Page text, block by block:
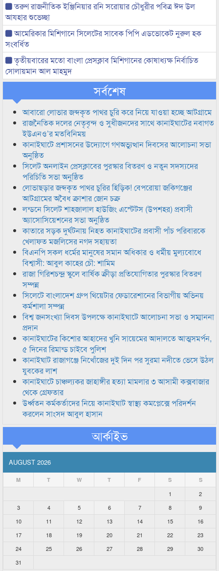
তরুণ রাজনীতিক ইঞ্জিনিয়ার রনি সরোয়ার চৌধুরীর পবিত্র ঈদ উল
আযহার শুভেচ্ছা
আমেরিকার মিশিগানে সিলেটের সাবেক পিপি এডভোকেট নুরুল হক
সংবর্ধিত
তৃতীয়বারের মতো বাংলা প্রেসক্লাব মিশিগানের কোষাধ্যক্ষ নির্বাচিত
সোলায়মান আল মাহমুদ
সর্বশেষ
আবারো লোভার জব্দকৃত পাথর চুরি করে নিয়ে যাওয়া হচ্ছে আটগ্রামে
রাজনৈতিক দলের নেতৃবৃন্দ ও সুধীজনদের সাথে কানাইঘাটের নবাগত
ইউএনও’র মতবিনিময়
কানাইঘাটে প্রশাসনের উদ্যোগে গণঅভ্যুত্থান দিবসের আলোচনা সভা
অনুষ্ঠিত
সিলেট অনলাইন প্রেসক্লাবের পুরস্কার বিতরণ ও নতুন সদস্যদের
পরিচিতি সভা অনুষ্ঠিত
লোভাছড়ার জব্দকৃত পাথর চুরির হিড়িক! বেপরোয়া জকিগঞ্জের
আটগ্রামের অবৈধ ক্রাশার জোন চক্র
লন্ডনে সিলেট শাহজালাল হাউজিং এস্টেটস (উপশহর) প্রবাসী
অ্যাসোসিয়েশনের সভা অনুষ্ঠিত
কাতারে সড়ক দুর্ঘটনায় নিহত কানাইঘাটের প্রবাসী পাঁচ পরিবারকে
খেলাফত মজলিসের নগদ সহায়তা
বিএনপি সকল ধর্মের মানুষের সমান অধিকার ও ধর্মীয় মুল্যবোধে
বিশ্বাসী: আবুল কাহের চৌ: শামিম
রাজা গিরিশচন্দ্র স্কুলে বার্ষিক ক্রীড়া প্রতিযোগিতার পুরস্কার বিতরণ
সম্পন্ন
সিলেটে বাংলাদেশ গ্রুপ থিয়েটার ফেডারেশানের বিভাগীয় অভিনয়
কর্মশালা সম্পন্ন
বিশ্ব জনসংখ্যা দিবস উপলক্ষে কানাইঘাটে আলোচনা সভা ও সম্মাননা
প্রদান
কানাইঘাটের কিশোর আহাদের খুনি সায়েমের আদালতে আত্মসমর্পন,
৫ দিনের রিমান্ড চাইবে পুলিশ
কানাইঘাট রাজাগঞ্জে নিখোঁজের দুই দিন পর সুরমা নদীতে ভেসে উঠল
যুবকের লাশ
কানাইঘাটে চাঞ্চল্যকর জাহাঙ্গীর হত্যা মামলার ৩ আসামী কক্সবাজার
থেকে গ্রেফতার
উর্ধ্বতন কর্মকর্তাদের নিয়ে কানাইঘাট স্বাস্থ্য কমপ্লেক্সে পরিদর্শন
করলেন সাংসদ আবুল হাসান
আর্কাইভ
AUGUST 2026
M T W T F S S
1
2
3
4 5 6 7 8
9
10
11 12 13 14 15
16
17
18 19 20 21 22
23
24
25 26 27 28 29
30
31